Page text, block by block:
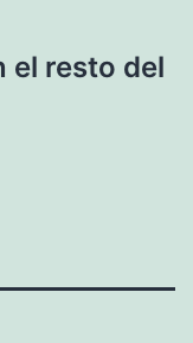
el resto del